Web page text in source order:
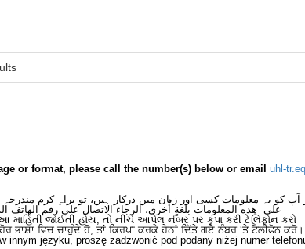
or format, please call the number(s) below or email uhl-
آپ کو یہ معلومات کسی اور زبان میں درکار ہیں، تو براہِ کرم
على هذه المعلومات بلغةٍ أُخرى، الرجاء الاتصال على رقم الهاتف
માહિતી જોઈતી હોય, તો નીચે આપેલ નંબર પર કૃપા કરી ટેલિફોન કરો
ਭਾਸ਼ਾ ਵਿਚ ਚਾਹੁੰਦੇ ਹੋ, ਤਾਂ ਕਿਰਪਾ ਕਰਕੇ ਹੇਠਾਂ ਦਿੱਤੇ ਗਏ ਨੰਬਰ ‘ਤੇ ਟੈਲੀਫੋਨ ਕਰੋ।
innym języku, proszę zadzwonić pod podany niżej numer